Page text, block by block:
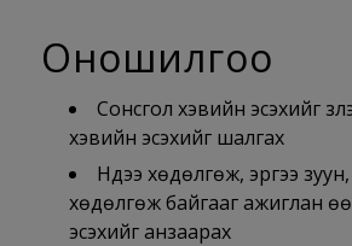
Оношилгоо
Сонсгол хэвийн эсэхийг
хэвийн эсэхийг шалгах
Нүдээ хөдөлгөж, эрүүгээ зуун,
хөдөлгөж байгааг ажиглан
эсэхийг анзаарах